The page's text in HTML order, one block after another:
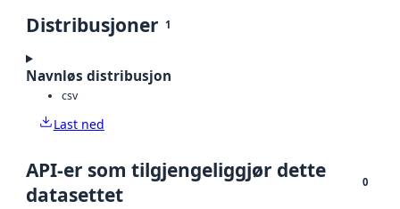
Distribusjoner 1
Navnløs distribusjon
csv
Last ned
API-er som tilgjengeliggjør dette
datasettet
0